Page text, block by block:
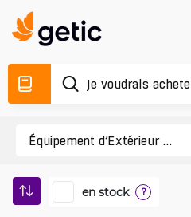
en stock ?